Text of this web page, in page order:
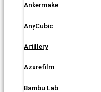
Ankermake
AnyCubic
Artillery
Azurefilm
Bambu Lab